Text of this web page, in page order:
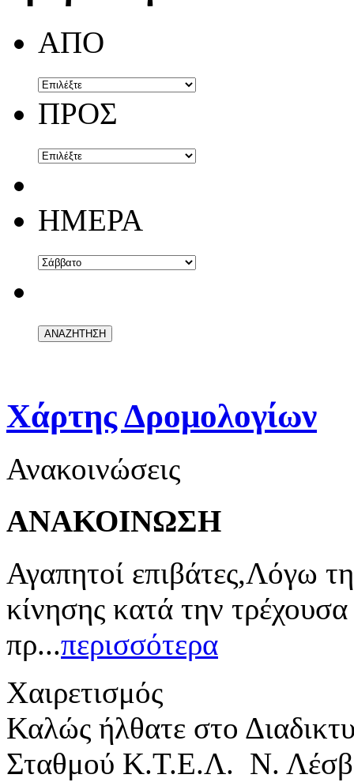
ΑΠΟ
ΠΡΟΣ
ΗΜΕΡΑ
Χάρτης Δρομολογίων
Ανακοινώσεις
ΑΝΑΚΟΙΝΩΣΗ
Αγαπητοί επιβάτες,Λόγω
κίνησης κατά την
πρ...περισσότερα
Χαιρετισμός
Καλώς ήλθατε στο
Σταθμού Κ.Τ.Ε.Λ. Ν.